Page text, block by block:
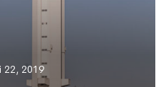
22, 2019